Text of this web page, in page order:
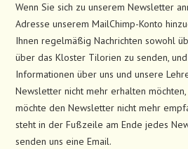
Wenn Sie sich zu unserem Newsletter
Adresse unserem MailChimp-Konto
Ihnen regelmäßig Nachrichten sowohl
über das Kloster Tilorien zu senden,
Informationen über uns und unsere
Newsletter nicht mehr erhalten möchten,
möchte den Newsletter nicht mehr
steht in der Fußzeile am Ende jedes
senden uns eine Email.